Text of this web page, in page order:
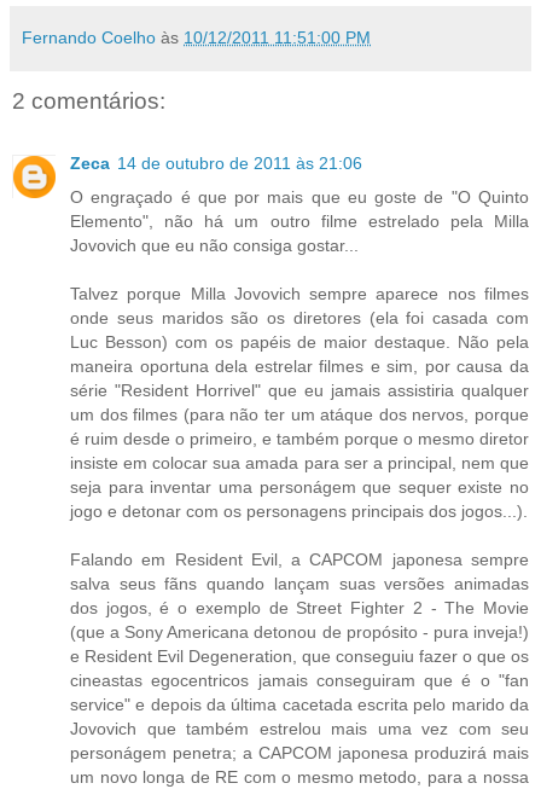
Fernando Coelho às 10/12/2011 11:51:00 PM
2 comentários:
Zeca 14 de outubro de 2011 às 21:06
O engraçado é que por mais que eu goste de "O Quinto
Elemento", não há um outro filme estrelado pela Milla
Jovovich que eu não consiga gostar...
Talvez porque Milla Jovovich sempre aparece nos filmes
onde seus maridos são os diretores (ela foi casada com
Luc Besson) com os papéis de maior destaque. Não pela
maneira oportuna dela estrelar filmes e sim, por causa da
série "Resident Horrivel" que eu jamais assistiria qualquer
um dos filmes (para não ter um atáque dos nervos, porque
é ruim desde o primeiro, e também porque o mesmo diretor
insiste em colocar sua amada para ser a principal, nem que
seja para inventar uma personágem que sequer existe no
jogo e detonar com os personagens principais dos jogos...).
Falando em Resident Evil, a CAPCOM japonesa sempre
salva seus fãns quando lançam suas versões animadas
dos jogos, é o exemplo de Street Fighter 2 - The Movie
(que a Sony Americana detonou de propósito - pura inveja!)
e Resident Evil Degeneration, que conseguiu fazer o que os
cineastas egocentricos jamais conseguiram que é o "fan
service" e depois da última cacetada escrita pelo marido da
Jovovich que também estrelou mais uma vez com seu
personágem penetra; a CAPCOM japonesa produzirá mais
um novo longa de RE com o mesmo metodo, para a nossa